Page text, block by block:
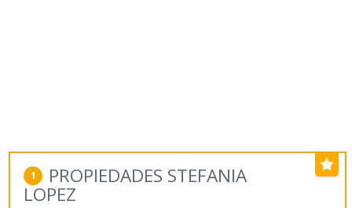
1 PROPIEDADES STEFANIA
LOPEZ